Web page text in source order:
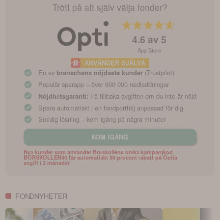
Trött på att själv välja fonder?
4.6 av 5
App Store
ANVÄNDER SJÄLVA
En av branschens nöjdaste kunder (Trustpilot)
Populär sparapp – över 600 000 nedladdningar
Nöjdhetsgaranti: Få tillbaka avgiften om du inte är nöjd
Spara automatiskt i en fondportfölj anpassad för dig
Smidig lösning – kom igång på några minuter
KOM IGÅNG
Nya kunder som använder Börskollens unika kampanjkod
BORSKOLLEN50 får automatiskt 50 procent rabatt på Optis
avgift i 3 månader
FONDNYHETER